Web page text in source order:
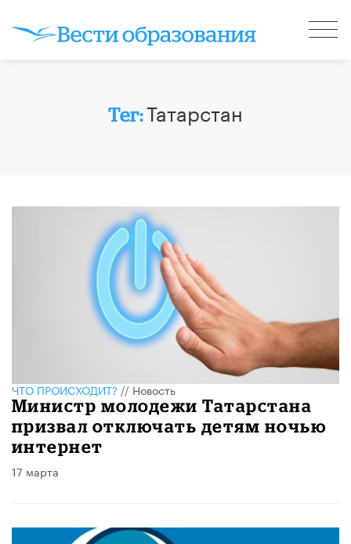
Тег:Татарстан
ЧТО ПРОИСХОДИТ?//Новость
Министр молодежи Татарстана
призвал отключать детям ночью
интернет
17 марта